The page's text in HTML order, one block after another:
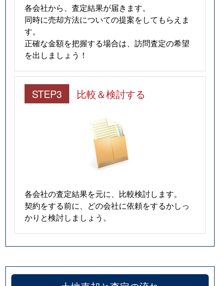
各会社から、査定結果が届きます。
同時に売却方法についての提案をしてもらえま
す。
正確な金額を把握する場合は、訪問査定の希望
を出しましょう！
STEP3 比較＆検討する
各会社の査定結果を元に、比較検討します。
契約をする前に、どの会社に依頼をするかしっ
かりと検討しましょう。